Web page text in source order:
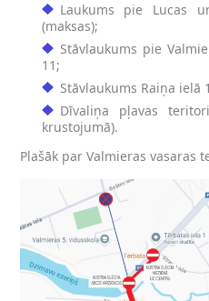
Laukums pie Lucas
(maksas);
Stāvlaukums pie
11;
Stāvlaukums Raiņa ielā
Dīvaliņa pļavas
krustojumā).
Plašāk par Valmieras vasaras